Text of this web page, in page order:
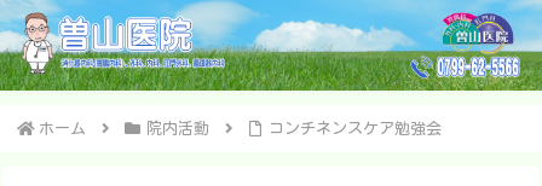
ホーム 院内活動 コンチネンスケア勉強会